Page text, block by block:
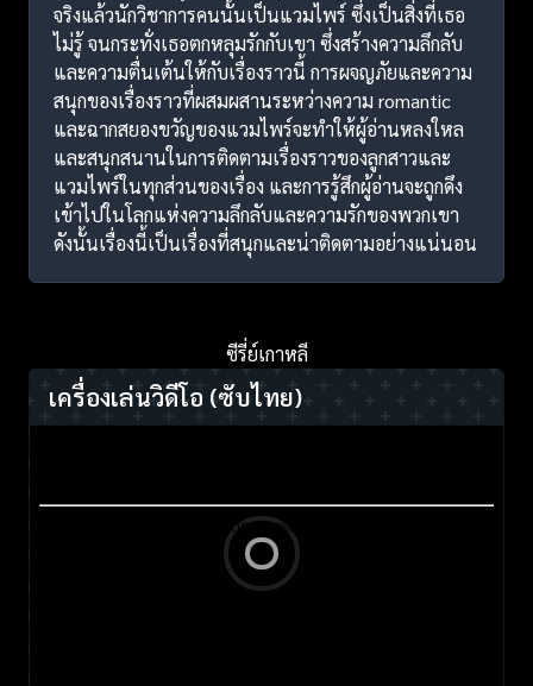
จริงแล้วนักวิชาการคนนั้นเป็นแวมไพร์ ซึ่งเป็นสิ่งที่เธอ
ไม่รู้ จนกระทั่งเธอตกหลุมรักกับเขา ซึ่งสร้างความลึกลับ
และความตื่นเต้นให้กับเรื่องราวนี้ การผจญภัยและความ
สนุกของเรื่องราวที่ผสมผสานระหว่างความ romantic
และฉากสยองขวัญของแวมไพร์จะทำให้ผู้อ่านหลงใหล
และสนุกสนานในการติดตามเรื่องราวของลูกสาวและ
แวมไพร์ในทุกส่วนของเรื่อง และการรู้สึกผู้อ่านจะถูกดึง
เข้าไปในโลกแห่งความลึกลับและความรักของพวกเขา
ดังนั้นเรื่องนี้เป็นเรื่องที่สนุกและน่าติดตามอย่างแน่นอน
ซีรี่ย์เกาหลี
เครื่องเล่นวิดีโอ (ซับไทย)